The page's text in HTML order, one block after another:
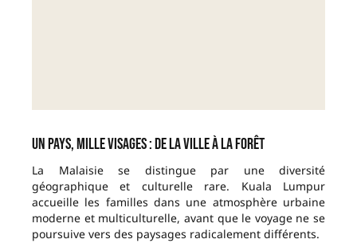
Un pays, mille visages : de la ville à la forêt
La Malaisie se distingue par une diversité
géographique et culturelle rare. Kuala Lumpur
accueille les familles dans une atmosphère urbaine
moderne et multiculturelle, avant que le voyage ne se
poursuive vers des paysages radicalement différents.